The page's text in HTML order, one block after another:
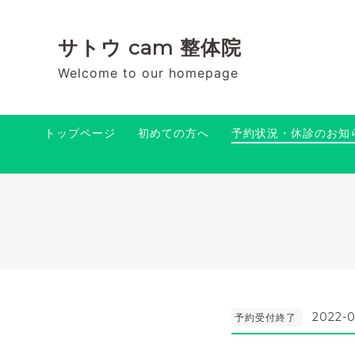
サトウ cam 整体院
Welcome to our homepage
トップページ 初めての方へ 予約状況・休診のお知
予約受付終了 2022-